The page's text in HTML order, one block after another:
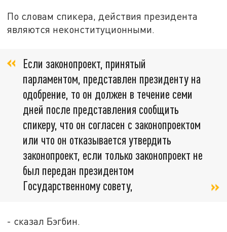
По словам спикера, действия президента
являются неконституционными.
Если законопроект, принятый
парламентом, представлен президенту на
одобрение, то он должен в течение семи
дней после представления сообщить
спикеру, что он согласен с законопроектом
или что он отказывается утвердить
законопроект, если только законопроект не
был передан президентом
Государственному совету,
- сказал Бэгбин.